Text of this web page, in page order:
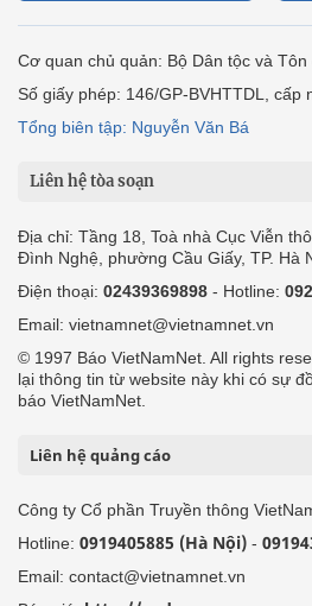
Cơ quan chủ quản: Bộ Dân tộc và Tôn
Số giấy phép: 146/GP-BVHTTDL, cấp
Tổng biên tập: Nguyễn Văn Bá
Liên hệ tòa soạn
Địa chỉ: Tầng 18, Toà nhà Cục Viễn
Đình Nghệ, phường Cầu Giấy, TP. Hà
Điện thoại: 02439369898 - Hotline:
Email: vietnamnet@vietnamnet.vn
© 1997 Báo VietNamNet. All rights
lại thông tin từ website này khi có sự
báo VietNamNet.
Liên hệ quảng cáo
Công ty Cổ phần Truyền thông
Hotline: 0919405885 (Hà Nội) -
Email: contact@vietnamnet.vn